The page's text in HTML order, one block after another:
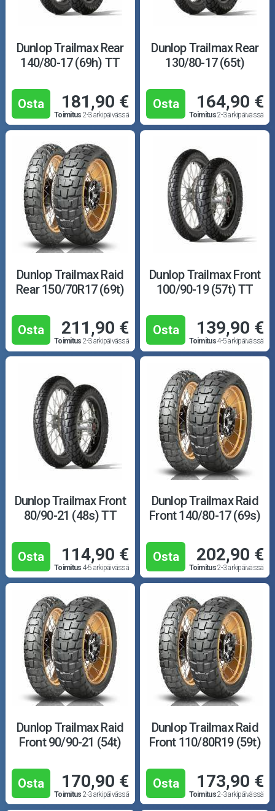
Dunlop Trailmax Rear
140/80-17 (69h) TT
Osta 181,90 €
Toimitus 2-3 arkipäivässä
Dunlop Trailmax Rear
130/80-17 (65t)
Osta 164,90 €
Toimitus2-3 arkipäivässä
Dunlop Trailmax Raid
Rear 150/70R17 (69t)
Osta 211,90 €
Toimitus 2-3 arkipäivässä
Dunlop Trailmax Front
100/90-19 (57t) TT
Osta 139,90 €
Toimitus4-5 arkipäivässä
Dunlop Trailmax Front
80/90-21 (48s) TT
Osta 114,90 €
Toimitus 4-5 arkipäivässä
Dunlop Trailmax Raid
Front 140/80-17 (69s)
Osta 202,90 €
Toimitus2-3 arkipäivässä
Dunlop Trailmax Raid
Front 90/90-21 (54t)
Osta 170,90 €
Toimitus 2-3 arkipäivässä
Dunlop Trailmax Raid
Front 110/80R19 (59t)
Osta 173,90 €
Toimitus2-3 arkipäivässä